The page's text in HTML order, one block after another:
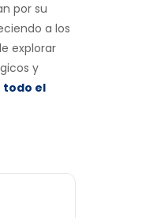
por su
a los
explorar
y
todo el